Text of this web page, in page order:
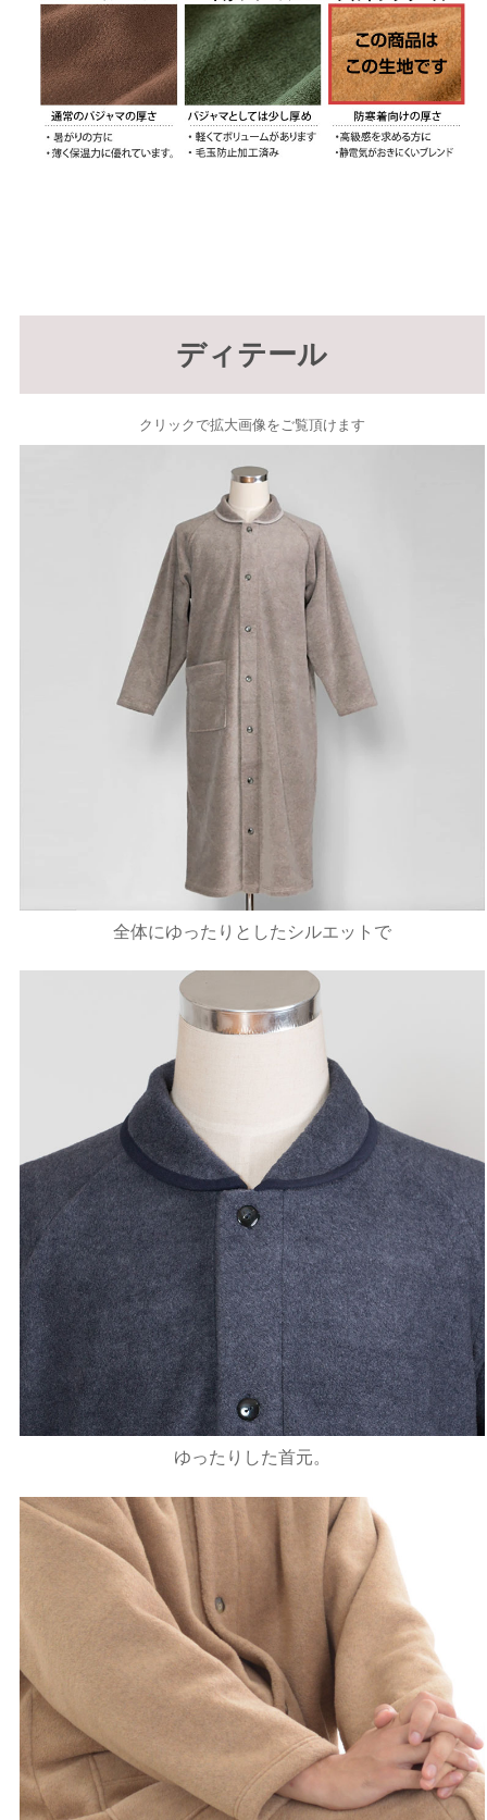
ディテール
クリックで拡大画像をご覧頂けます
全体にゆったりとしたシルエットで
ゆったりした首元。